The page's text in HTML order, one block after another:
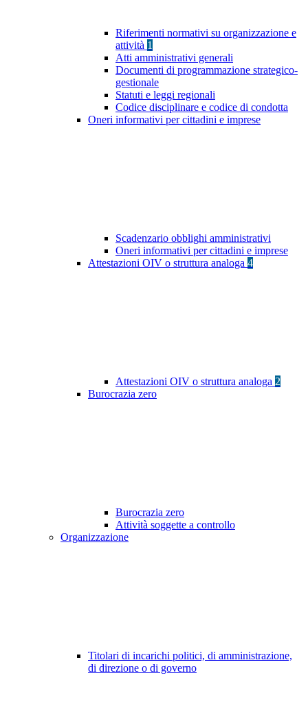
Riferimenti normativi su organizzazione e
attività 1
Atti amministrativi generali
Documenti di programmazione strategico-
gestionale
Statuti e leggi regionali
Codice disciplinare e codice di condotta
Oneri informativi per cittadini e imprese
Scadenzario obblighi amministrativi
Oneri informativi per cittadini e imprese
Attestazioni OIV o struttura analoga 4
Attestazioni OIV o struttura analoga 2
Burocrazia zero
Burocrazia zero
Attività soggette a controllo
Organizzazione
Titolari di incarichi politici, di amministrazione,
di direzione o di governo